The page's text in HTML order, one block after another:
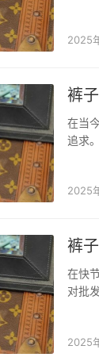
2025
裤
在当
追求
2025
裤
在快
对批
2025